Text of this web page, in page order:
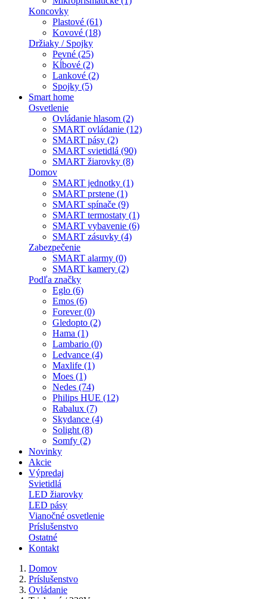
Koncovky
Plastové (61)
Kovové (18)
Držiaky / Spojky
Pevné (25)
Kĺbové (2)
Lankové (2)
Spojky (5)
Smart home
Osvetlenie
Ovládanie hlasom (2)
SMART ovládanie (12)
SMART pásy (2)
SMART svietidlá (90)
SMART žiarovky (8)
Domov
SMART jednotky (1)
SMART prstene (1)
SMART spínače (9)
SMART termostaty (1)
SMART vybavenie (6)
SMART zásuvky (4)
Zabezpečenie
SMART alarmy (0)
SMART kamery (2)
Podľa značky
Eglo (6)
Emos (6)
Forever (0)
Gledopto (2)
Hama (1)
Lambario (0)
Ledvance (4)
Maxlife (1)
Moes (1)
Nedes (74)
Philips HUE (12)
Rabalux (7)
Skydance (4)
Solight (8)
Somfy (2)
Novinky
Akcie
Výpredaj
Svietidlá
LED žiarovky
LED pásy
Vianočné osvetlenie
Príslušenstvo
Ostatné
Kontakt
Domov
Príslušenstvo
Ovládanie